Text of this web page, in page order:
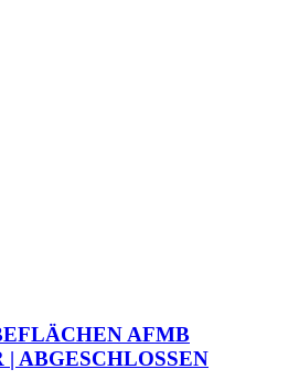
AFMB
ABGESCHLOSSEN